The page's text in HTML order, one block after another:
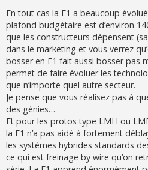
En tout cas la F1 a beaucoup
plafond budgétaire est d’environ
que les constructeurs dépensent
dans le marketing et vous verrez
bosser en F1 fait aussi bosser pas
permet de faire évoluer les
que n’importe quel autre secteur.
Je pense que vous réalisez pas à
des génies…
Et pour les protos type LMH ou
la F1 n’a pas aidé à fortement
les systèmes hybrides standards
ce qui est freinage by wire qu’on